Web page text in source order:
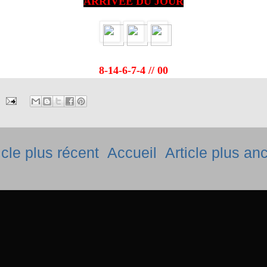
8-14-6-7-4 // 00
plus récent Article plus
Accueil